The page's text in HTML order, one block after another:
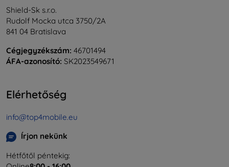
Shield-Sk s.r.o.
Rudolf Mocka utca 3750/2A
841 04 Bratislava
Cégjegyzékszám: 46701494
ÁFA-azonosító: SK2023549671
Elérhetőség
info@top4mobile.eu
Írjon nekünk
Hétfőtől péntekig: